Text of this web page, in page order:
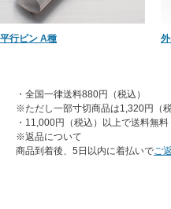
平行ピン A種
・全国一律送料880円（税込）
※ただし一部寸切商品は1,320円（税
・11,000円（税込）以上で送料無料
※返品について
商品到着後、5日以内に着払いでご